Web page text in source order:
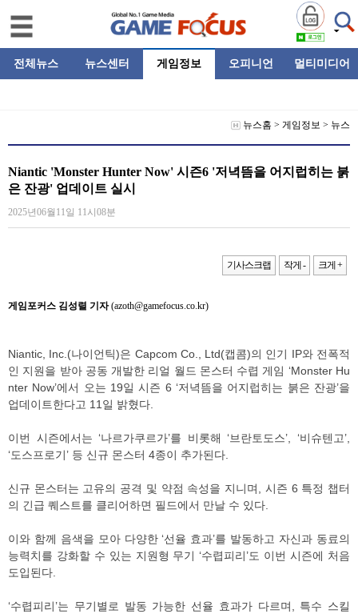
전체뉴스 뉴스센터 게임정보 오피니언 멀티미디어
뉴스홈 > 게임정보 > 뉴스
Niantic 'Monster Hunter Now' 시즌6 '저녁뜸을 어지럽히는 붉
은 잔광' 업데이트 실시
2025년06월11일 11시08분
기사스크랩 작게 - 크게 +
게임포커스 김성렬 기자(azoth@gamefocus.co.kr)
Niantic, Inc.(나이언틱)은 Capcom Co., Ltd(캡콤)의 인기 IP와 전폭적
인 지원을 받아 공동 개발한 리얼 월드 몬스터 수렵 게임 ‘Monster Hu
nter Now’에서 오는 19일 시즌 6 ‘저녁뜸을 어지럽히는 붉은 잔광’을
업데이트한다고 11일 밝혔다.
이번 시즌에서는 ‘나르가쿠르가’를 비롯해 ‘브란토도스’, ‘비슈텐고’,
‘도스프로기’ 등 신규 몬스터 4종이 추가된다.
신규 몬스터는 고유의 공격 및 약점 속성을 지니며, 시즌 6 특정 챕터
의 긴급 퀘스트를 클리어하면 필드에서 만날 수 있다.
이와 함께 음색을 모아 다양한 ‘선율 효과’를 발동하고 자신과 동료의
능력치를 강화할 수 있는 지원형 무기 ‘수렵피리’도 이번 시즌에 처음
도입된다.
‘수렵피리’는 무기별로 발동 가능한 선율 효과가 다르며, 특수 스킬